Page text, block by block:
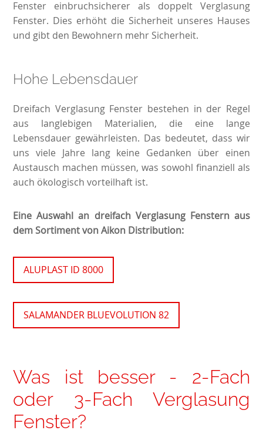
Fenster einbruchsicherer als doppelt Verglasung
Fenster. Dies erhöht die Sicherheit unseres Hauses
und gibt den Bewohnern mehr Sicherheit.
Hohe Lebensdauer
Dreifach Verglasung Fenster bestehen in der Regel
aus langlebigen Materialien, die eine lange
Lebensdauer gewährleisten. Das bedeutet, dass wir
uns viele Jahre lang keine Gedanken über einen
Austausch machen müssen, was sowohl finanziell als
auch ökologisch vorteilhaft ist.
Eine Auswahl an dreifach Verglasung Fenstern aus
dem Sortiment von Aikon Distribution:
ALUPLAST ID 8000
SALAMANDER BLUEVOLUTION 82
Was ist besser - 2-Fach
oder 3-Fach Verglasung
Fenster?